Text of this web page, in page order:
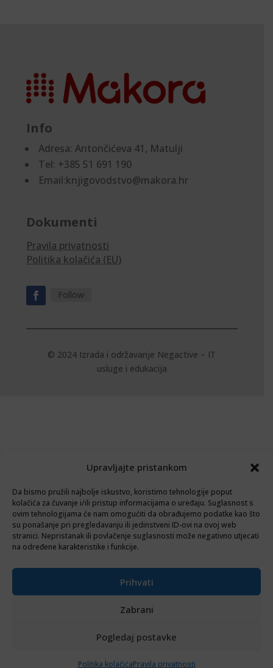
Upravljajte pristankom
Da bismo pružili najbolje iskustvo, koristimo tehnologije poput
kolačića za čuvanje i/ili pristup informacijama o uređaju. Suglasnost s
ovim tehnologijama će nam omogućiti da obrađujemo podatke kao što
su ponašanje pri pregledavanju ili jedinstveni ID-ovi na ovoj web
stranici. Nepristanak ili povlačenje suglasnosti može negativno utjecati
na određene karakteristike i funkcije.
Prihvati
Zabrani
Pogledaj postavke
Politika kolačićaPravila privatnosti
Info
Adresa:Antončićeva 41, Matulji
Tel: +385 51 691 190
Email:knjigovodstvo@makora.hr
Dokumenti
Pravila privatnosti
Politika kolačića (EU)
Follow
© 2024 Izrada i održavanje Negactive – IT
usluge i edukacija